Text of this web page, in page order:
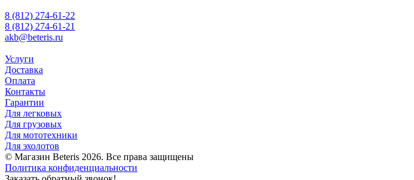
8 (812) 274-61-22
8 (812) 274-61-21
akb@beteris.ru
Услуги
Доставка
Оплата
Контакты
Гарантии
Для легковых
Для грузовых
Для мототехники
Для эхолотов
© Магазин Beteris 2026. Все права защищены
Политика конфиденциальности